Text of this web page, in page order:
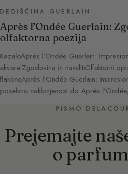
DEDIŠČINA GUERLAIN
Après l’Ondée Guerlain:
olfaktorna poezija
KazaloAprès l’Ondée Guerlain:
akvarelZgodovina in navdihOlfaktorni
flakoneAprès l’Ondée Guerlain:
posebno naklonjenost do Après
PISMO
Prejemajte
o